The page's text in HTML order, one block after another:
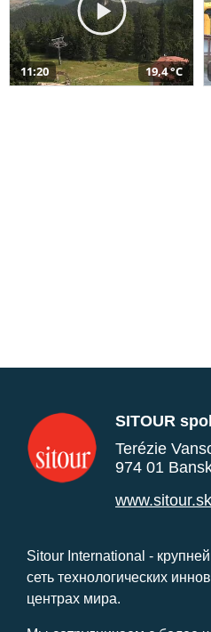
11:20 19,4 °C
SITOUR
Terézie
974 01
www.sitour.sk
Sitour International -
сеть технологических
центрах мира.